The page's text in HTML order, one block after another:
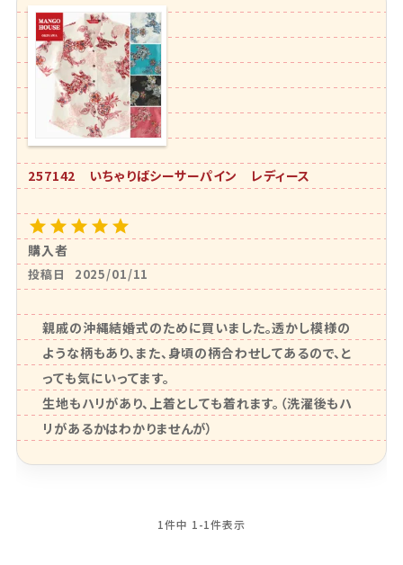
257142 いちゃりばシーサーパイン レディース
購入者
投稿日 2025/01/11
親戚の沖縄結婚式のために買いました。透かし模様の
ような柄もあり、また、身頃の柄合わせしてあるので、と
っても気にいってます。
生地もハリがあり、上着としても着れます。（洗濯後もハ
リがあるかはわかりませんが）
1件中 1-1件表示